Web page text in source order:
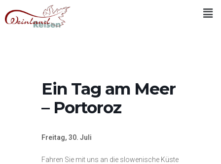
Ein Tag am Meer
– Portoroz
Freitag, 30. Juli
Fahren Sie mit uns an die slowenische Küste